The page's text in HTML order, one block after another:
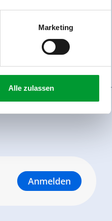
Marketing
Alle zulassen
Anmelden